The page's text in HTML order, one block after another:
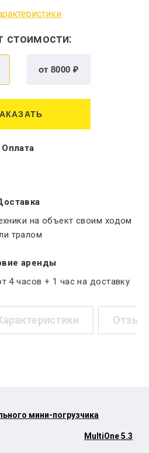
стоимости:
Оплата
на объект своим ходом
тралом
аренды
4 часов + 1 час на доставку
мини-погрузчика
MultiOne 5.3